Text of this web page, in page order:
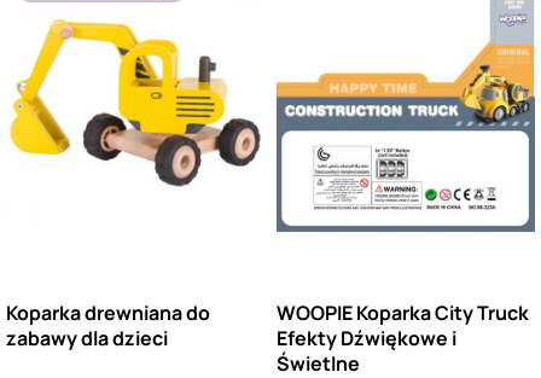
Koparka drewniana do
zabawy dla dzieci
WOOPIE Koparka City Truck
Efekty Dźwiękowe i
Świetlne